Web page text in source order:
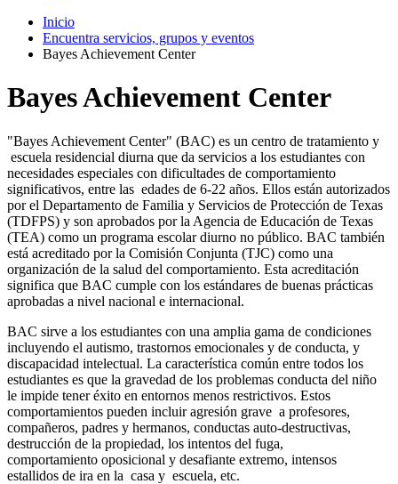
Inicio
Encuentra servicios, grupos y eventos
Bayes Achievement Center
Bayes Achievement Center
"Bayes Achievement Center" (BAC) es un centro de tratamiento y
escuela residencial diurna que da servicios a los estudiantes con
necesidades especiales con dificultades de comportamiento
significativos, entre las edades de 6-22 años. Ellos están autorizados
por el Departamento de Familia y Servicios de Protección de Texas
(TDFPS) y son aprobados por la Agencia de Educación de Texas
(TEA) como un programa escolar diurno no público. BAC también
está acreditado por la Comisión Conjunta (TJC) como una
organización de la salud del comportamiento. Esta acreditación
significa que BAC cumple con los estándares de buenas prácticas
aprobadas a nivel nacional e internacional.
BAC sirve a los estudiantes con una amplia gama de condiciones
incluyendo el autismo, trastornos emocionales y de conducta, y
discapacidad intelectual. La característica común entre todos los
estudiantes es que la gravedad de los problemas conducta del niño
le impide tener éxito en entornos menos restrictivos. Estos
comportamientos pueden incluir agresión grave a profesores,
compañeros, padres y hermanos, conductas auto-destructivas,
destrucción de la propiedad, los intentos del fuga,
comportamiento oposicional y desafiante extremo, intensos
estallidos de ira en la casa y escuela, etc.